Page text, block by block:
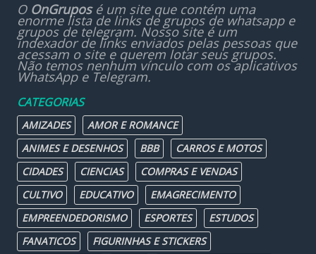
O OnGruposé um site que contém uma
enorme lista de links de grupos de whatsapp e
grupos de telegram. Nosso site é um
indexador de links enviados pelas pessoas que
acessam o site e querem lotar seus grupos.
Não temos nenhum vínculo com os aplicativos
WhatsApp e Telegram.
CATEGORIAS
AMIZADES
AMOR E ROMANCE
ANIMES E DESENHOS
BBB
CARROS E MOTOS
CIDADES
CIENCIAS
COMPRAS E VENDAS
CULTIVO
EDUCATIVO
EMAGRECIMENTO
EMPREENDEDORISMO
ESPORTES
ESTUDOS
FANATICOS
FIGURINHAS E STICKERS